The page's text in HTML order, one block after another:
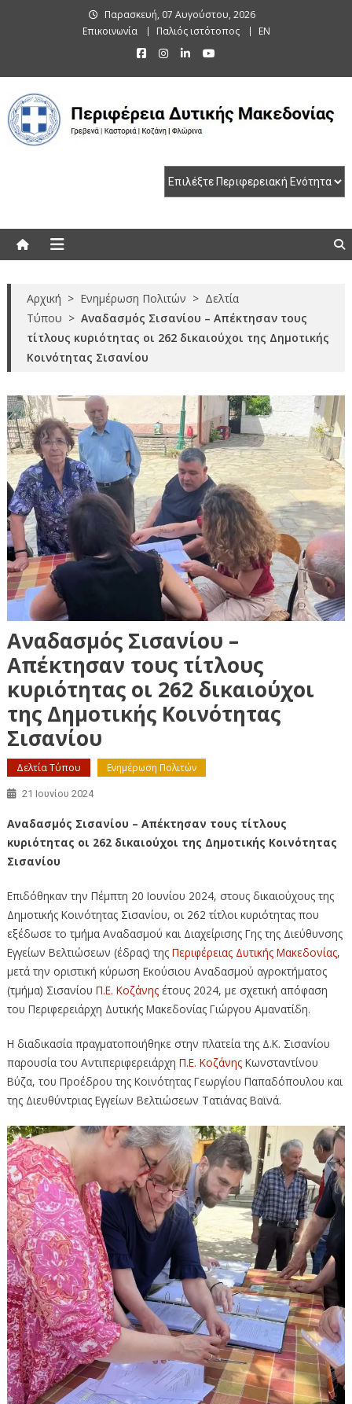
Παρασκευή, 07 Αυγούστου, 2026
Επικοινωνία
Παλιός ιστότοπος EN
Αρχική > Ενημέρωση Πολιτών > Δελτία
Τύπου > Αναδασμός Σισανίου – Απέκτησαν τους
τίτλους κυριότητας οι 262 δικαιούχοι της Δημοτικής
Κοινότητας Σισανίου
Αναδασμός Σισανίου –
Απέκτησαν τους τίτλους
κυριότητας οι 262 δικαιούχοι
της Δημοτικής Κοινότητας
Σισανίου
Δελτία Τύπου Ενημέρωση Πολιτών
21 Ιουνίου 2024
Αναδασμός Σισανίου – Απέκτησαν τους τίτλους
κυριότητας οι 262 δικαιούχοι της Δημοτικής Κοινότητας
Σισανίου
Επιδόθηκαν την Πέμπτη 20 Ιουνίου 2024, στους δικαιούχους της
Δημοτικής Κοινότητας Σισανίου, οι 262 τίτλοι κυριότητας που
εξέδωσε το τμήμα Αναδασμού και Διαχείρισης Γης της Διεύθυνσης
Εγγείων Βελτιώσεων (έδρας) της Περιφέρειας Δυτικής Μακεδονίας,
μετά την οριστική κύρωση Εκούσιου Αναδασμού αγροκτήματος
(τμήμα) Σισανίου Π.Ε. Κοζάνηςέτους 2024, με σχετική απόφαση
του Περιφερειάρχη Δυτικής Μακεδονίας Γιώργου Αμανατίδη.
Η διαδικασία πραγματοποιήθηκε στην πλατεία της Δ.Κ. Σισανίου
παρουσία του Αντιπεριφερειάρχη Π.Ε. ΚοζάνηςΚωνσταντίνου
Βύζα, του Προέδρου της Κοινότητας Γεωργίου Παπαδόπουλου και
της Διευθύντριας Εγγείων Βελτιώσεων Τατιάνας Βαϊνά.